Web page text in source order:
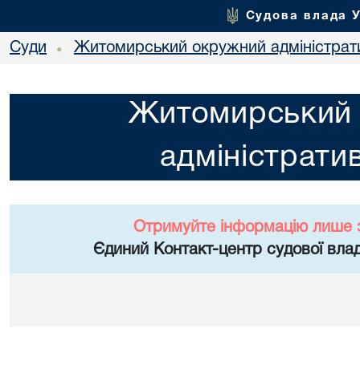
Судова влада
Суди • Житомирський окружний
Житомирський
Отримуйте інформацію лише
Єдиний Контакт-центр судової